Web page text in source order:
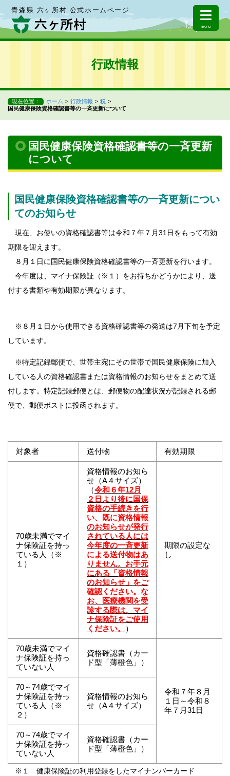
青森県 六ヶ所村 公式ホームページ
menu
行政情報
現在位置： ホーム 行政情報
税
国民健康保険資格確認書等の一斉更新について
国民健康保険資格確認書等の一斉更新
について
国民健康保険資格確認書等の一斉更新につい
てのお知らせ
現在、お使いの資格確認書等は令和７年７月31日をもって有効
期限を迎えます。
８月１日に国民健康保険資格確認書等の一斉更新を行います。
今年度は、マイナ保険証（※１）をお持ちかどうかにより、送
付する書類や有効期限が異なります。
※８月１日から使用できる資格確認書等の発送は7月下旬を予定
しています。
※特定記録郵便で、世帯主宛にその世帯で国民健康保険に加入
している人の資格確認書または資格情報のお知らせをまとめて送
付します。特定記録郵便とは、郵便物の配達状況が記録される郵
便で、郵便ポストに投函されます。
対象者 送付物 有効期限
70歳未満でマイ
ナ保険証を持っ
ている人（※
１）
資格情報のお知ら
せ（A４サイズ）
（令和６年12月
２日より後に国保
資格の手続きを行
い、既に資格情報
のお知らせが発行
されている人には
今年度の一斉更新
による送付物はあ
りません。お手元
にある「資格情報
のお知らせ」をご
確認ください。な
お、医療機関を受
診する際は、マイ
ナ保険証をご使用
ください。
）
期限の設定な
し
70歳未満でマイ
ナ保険証を持っ
ていない人
資格確認書（カー
ド型「薄橙色」）
令和７年８月
１日～令和８
年７月31日
70～74歳でマイ
ナ保険証を持っ
ている人（※
２）
資格情報のお知ら
せ（A４サイズ）
70～74歳でマイ
ナ保険証を持っ
ていない人
資格確認書（カー
ド型「薄橙色」）
※１ 健康保険証の利用登録をしたマイナンバーカード